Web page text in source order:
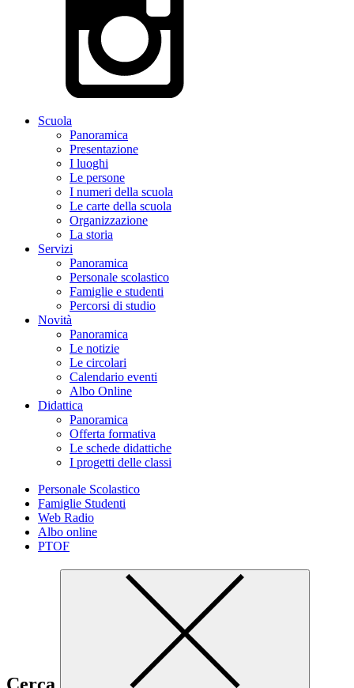
Scuola
Panoramica
Presentazione
I luoghi
Le persone
I numeri della scuola
Le carte della scuola
Organizzazione
La storia
Servizi
Panoramica
Personale scolastico
Famiglie e studenti
Percorsi di studio
Novità
Panoramica
Le notizie
Le circolari
Calendario eventi
Albo Online
Didattica
Panoramica
Offerta formativa
Le schede didattiche
I progetti delle classi
Personale Scolastico
Famiglie Studenti
Web Radio
Albo online
PTOF